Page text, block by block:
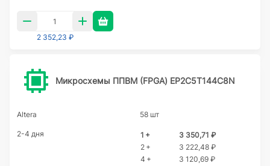
2 352,23 ₽
Микросхемы ППВМ (FPGA) EP2C5T144C8N
Altera 58 шт
2-4 дня 1 +
3 350,71 ₽
2 +
3 222,48 ₽
4 +
3 120,69 ₽